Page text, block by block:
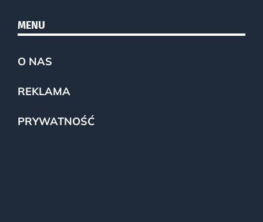
MENU
O NAS
REKLAMA
PRYWATNOŚĆ